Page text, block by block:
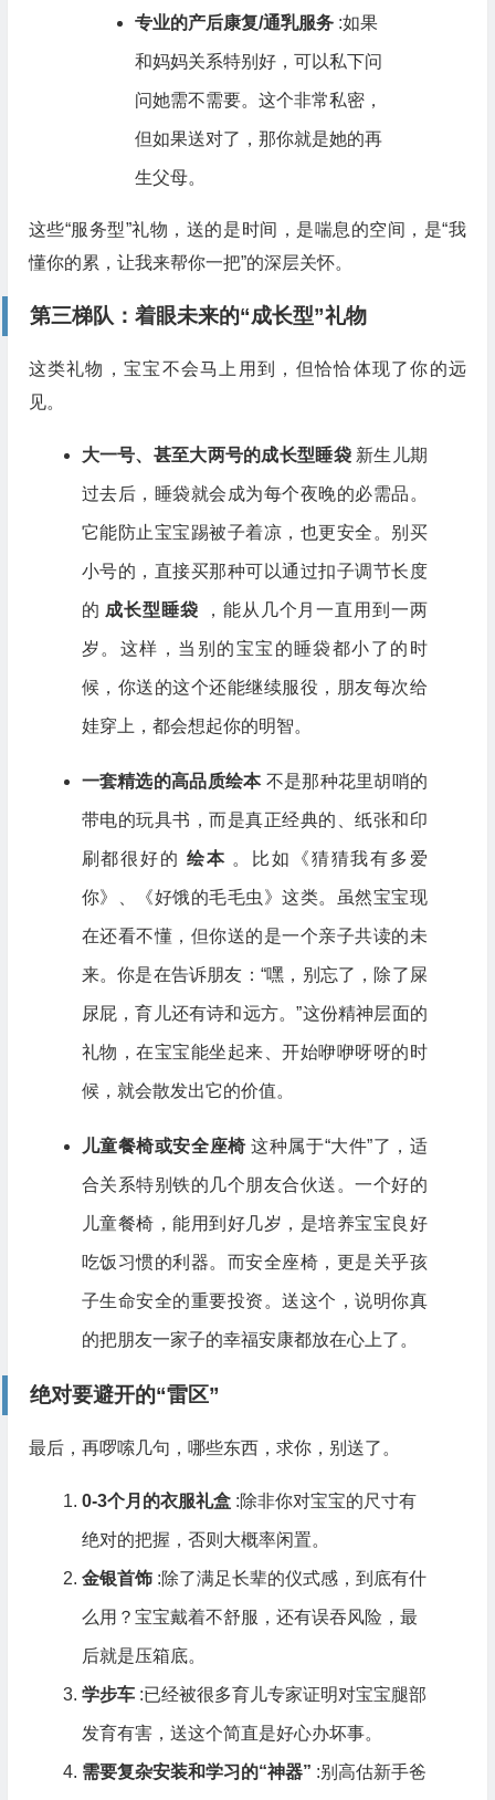
专业的产后康复/通乳服务 :如果
和妈妈关系特别好，可以私下问
问她需不需要。这个非常私密，
但如果送对了，那你就是她的再
生父母。
这些“服务型”礼物，送的是时间，是喘息的空间，是“我
懂你的累，让我来帮你一把”的深层关怀。
第三梯队：着眼未来的“成长型”礼物
这类礼物，宝宝不会马上用到，但恰恰体现了你的远
见。
大一号、甚至大两号的成长型睡袋 新生儿期
过去后，睡袋就会成为每个夜晚的必需品。
它能防止宝宝踢被子着凉，也更安全。别买
小号的，直接买那种可以通过扣子调节长度
的 成长型睡袋 ，能从几个月一直用到一两
岁。这样，当别的宝宝的睡袋都小了的时
候，你送的这个还能继续服役，朋友每次给
娃穿上，都会想起你的明智。
一套精选的高品质绘本 不是那种花里胡哨的
带电的玩具书，而是真正经典的、纸张和印
刷都很好的 绘本 。比如《猜猜我有多爱
你》、《好饿的毛毛虫》这类。虽然宝宝现
在还看不懂，但你送的是一个亲子共读的未
来。你是在告诉朋友：“嘿，别忘了，除了屎
尿屁，育儿还有诗和远方。”这份精神层面的
礼物，在宝宝能坐起来、开始咿咿呀呀的时
候，就会散发出它的价值。
儿童餐椅或安全座椅这种属于“大件”了，适
合关系特别铁的几个朋友合伙送。一个好的
儿童餐椅，能用到好几岁，是培养宝宝良好
吃饭习惯的利器。而安全座椅，更是关乎孩
子生命安全的重要投资。送这个，说明你真
的把朋友一家子的幸福安康都放在心上了。
绝对要避开的“雷区”
最后，再啰嗦几句，哪些东西，求你，别送了。
0-3个月的衣服礼盒 :除非你对宝宝的尺寸有
绝对的把握，否则大概率闲置。
金银首饰 :除了满足长辈的仪式感，到底有什
么用？宝宝戴着不舒服，还有误吞风险，最
后就是压箱底。
学步车 :已经被很多育儿专家证明对宝宝腿部
发育有害，送这个简直是好心办坏事。
需要复杂安装和学习的“神器” :别高估新手爸